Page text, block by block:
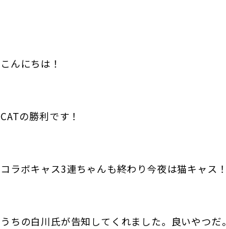
こんにちは！
CATの勝利です！
コラボキャス3連ちゃんも終わり今夜は猫キャス！
うちの白川氏が告知してくれました。良いやつだ。